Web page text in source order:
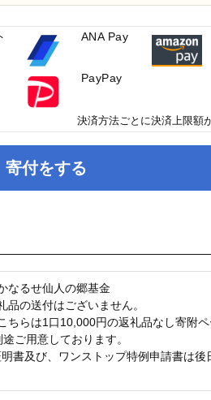
寄付をする
なるせ仙人の郷基金
の送付はございません。
らは1口10,000円の返礼品なし寄附ペ
ご用意しております。
書及び、ワンストップ特例申請書は後
ANA Pay
PayPay
決済方法ごとに決済上限額